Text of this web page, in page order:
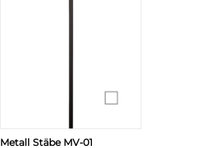
Metall Stäbe MV-01